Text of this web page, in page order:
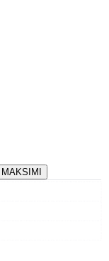
MAKSIMI